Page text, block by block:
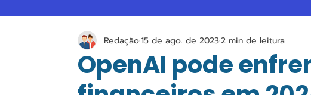
OpenAI pode
Redação15 de ago. de 20232 min de leitura